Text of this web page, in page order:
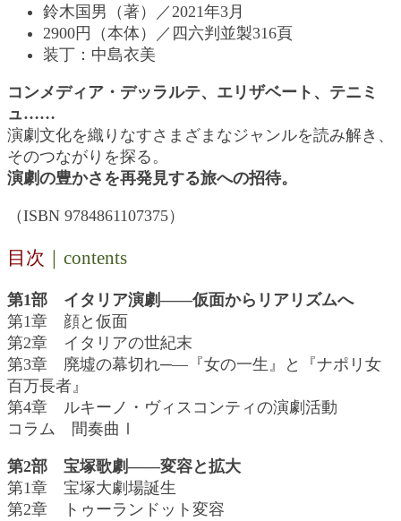
鈴木国男（著）／2021年3月
2900円（本体）／四六判並製316頁
装丁：中島衣美
コンメディア・デッラルテ、エリザベート、テニミ
ュ……
演劇文化を織りなすさまざまなジャンルを読み解き、
そのつながりを探る。
演劇の豊かさを再発見する旅への招待。
（ISBN 9784861107375）
目次 ｜contents
第1部 イタリア演劇――仮面からリアリズムへ
第1章 顔と仮面
第2章 イタリアの世紀末
第3章 廃墟の幕切れ─―『女の一生』と『ナポリ女
百万長者』
第4章 ルキーノ・ヴィスコンティの演劇活動
コラム 間奏曲Ⅰ
第2部 宝塚歌劇――変容と拡大
第1章 宝塚大劇場誕生
第2章 トゥーランドット変容